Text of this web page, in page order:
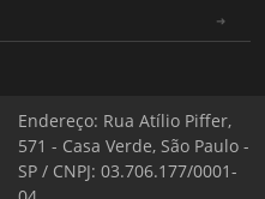
Endereço: Rua Atílio Piffer,
571 - Casa Verde, São Paulo -
SP / CNPJ: 03.706.177/0001-